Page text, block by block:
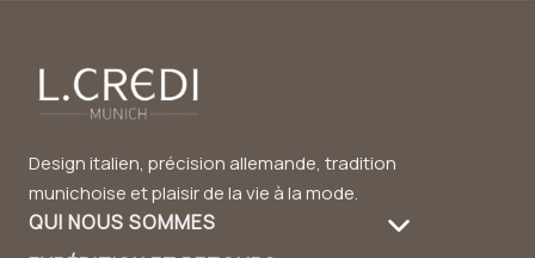
Design italien, précision allemande, tradition
munichoise et plaisir de la vie à la mode.
QUI NOUS SOMMES